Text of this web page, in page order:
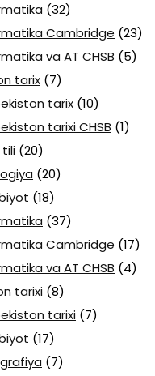
(32)
Cambridge (23)
va AT CHSB (5)
tarix (7)
tarix (10)
tarixi CHSB (1)
(20)
(20)
(18)
(37)
Cambridge (17)
va AT CHSB (4)
tarixi (8)
tarixi (7)
(17)
(7)